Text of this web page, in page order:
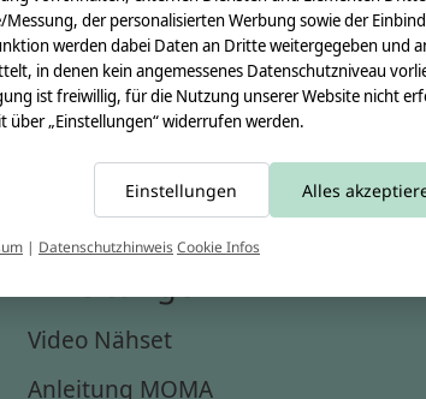
Video Nähset
Anleitung MOMA
Messung, der personalisierten Werbung sowie der
werden dabei Daten an Dritte weitergegeben und
in denen kein angemessenes Datenschutzniveau
ist freiwillig, für die Nutzung unserer Website nicht
über „Einstellungen“ widerrufen werden.
Einstellungen Alles
| DatenschutzhinweisCookie Infos